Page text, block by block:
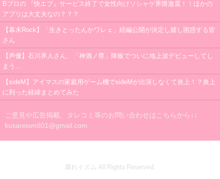
Bプロの 『快エブ』サービス終了で女性向けソシャゲ界隈激震！！ほかの
アプリは大丈夫なの？？？
【幕末Rock】「生きとったんかワレェ」続編公開が決定し嬉し困惑する皆
さん
【声優】石川界人さん、「神酒ノ尊」降板でついに地上波デビューしてし
まう…
【sideM】アイマスの家庭用ゲーム機でsideMが出演しなくて炎上！？炎上
に到った経緯まとめてみた
ご意見や広告掲載、タレコミ等のお問い合わせはこちらから↓↓
kusareism801@gmail.com
腐れイズム All Rights Reserved.